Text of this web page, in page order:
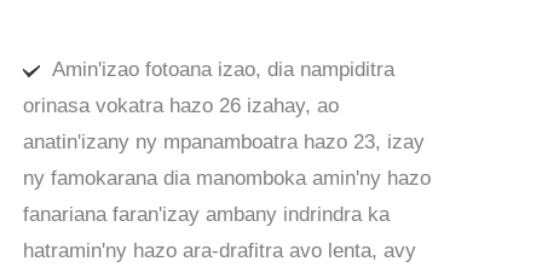
Amin'izao fotoana izao, dia nampiditra
orinasa vokatra hazo 26 izahay, ao
anatin'izany ny mpanamboatra hazo 23, izay
ny famokarana dia manomboka amin'ny hazo
fanariana faran'izay ambany indrindra ka
hatramin'ny hazo ara-drafitra avo lenta, avy